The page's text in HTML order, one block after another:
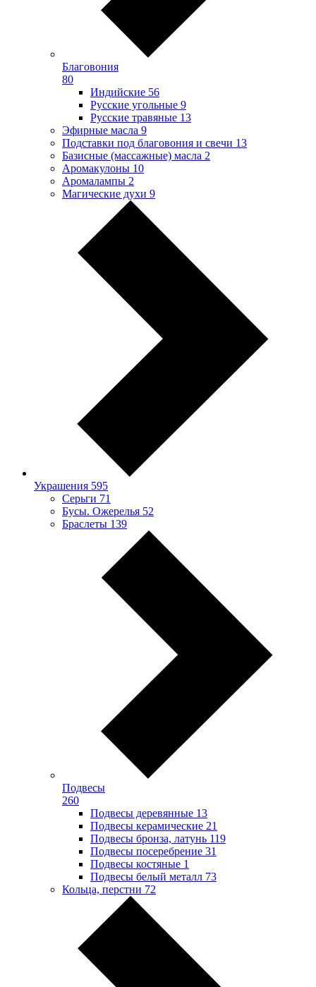
Благовония
80
Индийские 56
Русские угольные 9
Русские травяные 13
Эфирные масла 9
Подставки под благовония и свечи 13
Базисные (массажные) масла 2
Аромакулоны 10
Аромалампы 2
Магические духи 9
Украшения 595
Серьги 71
Бусы. Ожерелья 52
Браслеты 139
Подвесы
260
Подвесы деревянные 13
Подвесы керамические 21
Подвесы бронза, латунь 119
Подвесы посеребрение 31
Подвесы костяные 1
Подвесы белый металл 73
Кольца, перстни 72